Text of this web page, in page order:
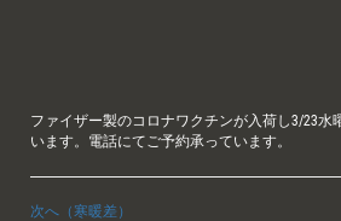
ファイザー製のコロナワクチンが入荷し3/23水
います。電話にてご予約承っています。
次へ（寒暖差）